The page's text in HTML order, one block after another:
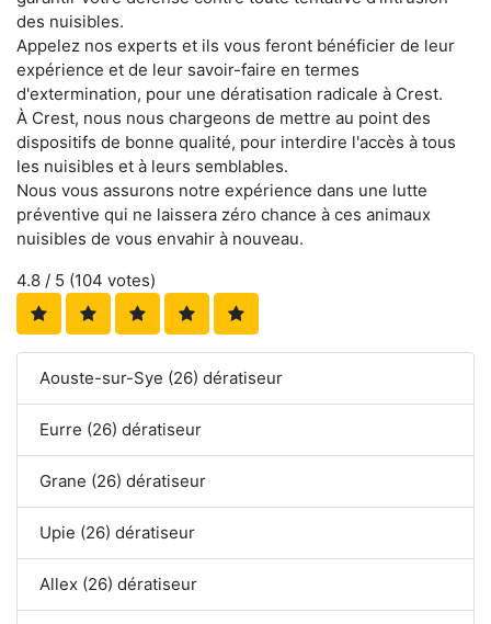
des nuisibles.
Appelez nos experts et ils vous feront bénéficier de leur
expérience et de leur savoir-faire en termes
d'extermination, pour une dératisation radicale à Crest.
À Crest, nous nous chargeons de mettre au point des
dispositifs de bonne qualité, pour interdire l'accès à tous
les nuisibles et à leurs semblables.
Nous vous assurons notre expérience dans une lutte
préventive qui ne laissera zéro chance à ces animaux
nuisibles de vous envahir à nouveau.
4.8 / 5 (104 votes)
Aouste-sur-Sye (26) dératiseur
Eurre (26) dératiseur
Grane (26) dératiseur
Upie (26) dératiseur
Allex (26) dératiseur